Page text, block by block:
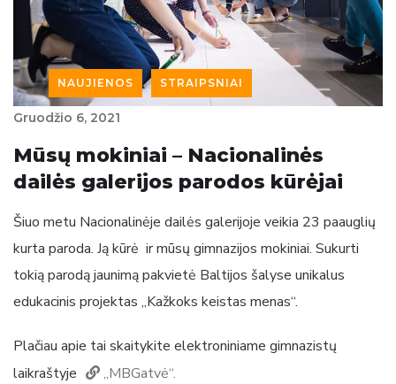
NAUJIENOS STRAIPSNIAI
Gruodžio‏‏‎ ‎6‎‎‏‏‎, 2021
Mūsų mokiniai – Nacionalinės
dailės galerijos parodos kūrėjai
Šiuo metu Nacionalinėje dailės galerijoje veikia 23 paauglių
kurta paroda. Ją kūrė ir mūsų gimnazijos mokiniai. Sukurti
tokią parodą jaunimą pakvietė Baltijos šalyse unikalus
edukacinis projektas „Kažkoks keistas menas“.
Plačiau apie tai skaitykite elektroniniame gimnazistų
laikraštyje
„MBGatvė“.